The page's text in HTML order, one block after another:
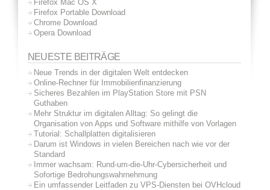
Firefox Mac OS X
Firefox Portable Download
Chrome Download
Opera Download
NEUESTE BEITRÄGE
Neue Trends in der digitalen Welt entdecken
Online-Rechner für Immobilienfinanzierung
Sicheres Bezahlen im PlayStation Store mit PSN
Guthaben
Mehr Struktur im digitalen Alltag: So gelingt die
Organisation von Apps und Software mithilfe von Vorlagen
Tutorial: Schallplatten digitalisieren
Darum ist Windows in vielen Bereichen nach wie vor der
Standard
Immer wachsam: Rund-um-die-Uhr-Cybersicherheit und
Sofortige Bedrohungswahrnehmung
Ein umfassender Leitfaden zu VPS-Diensten bei OVHcloud